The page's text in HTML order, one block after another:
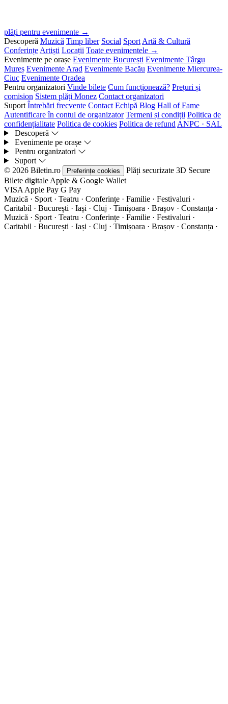
plăți pentru evenimente →
Descoperă Muzică Timp liber Social Sport Artă & Cultură
Conferințe Artiști Locații Toate evenimentele →
Evenimente pe orașe Evenimente București Evenimente Târgu
Mureș Evenimente Arad Evenimente Bacău Evenimente Miercurea-
Ciuc Evenimente Oradea
Pentru organizatori Vinde bilete Cum funcționează? Prețuri și
comision Sistem plăți Monez Contact organizatori
Suport Întrebări frecvente Contact Echipă Blog Hall of Fame
Autentificare în contul de organizator Termeni și condiții Politica de
confidențialitate Politica de cookies Politica de refund ANPC · SAL
Descoperă
Evenimente pe orașe
Pentru organizatori
Suport
© 2026 Biletin.ro
Preferințe cookies Plăți securizate 3D Secure
Bilete digitale Apple & Google Wallet
VISA Apple Pay G Pay
Muzică · Sport · Teatru · Conferințe · Familie · Festivaluri ·
Caritabil · București · Iași · Cluj · Timișoara · Brașov · Constanța ·
Muzică · Sport · Teatru · Conferințe · Familie · Festivaluri ·
Caritabil · București · Iași · Cluj · Timișoara · Brașov · Constanța ·